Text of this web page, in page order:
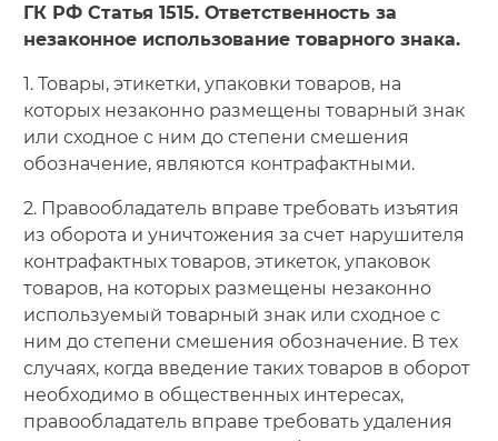
ГК РФ Статья 1515. Ответственность за
незаконное использование товарного знака.
1. Товары, этикетки, упаковки товаров, на
которых незаконно размещены товарный знак
или сходное с ним до степени смешения
обозначение, являются контрафактными.
2. Правообладатель вправе требовать изъятия
из оборота и уничтожения за счет нарушителя
контрафактных товаров, этикеток, упаковок
товаров, на которых размещены незаконно
используемый товарный знак или сходное с
ним до степени смешения обозначение. В тех
случаях, когда введение таких товаров в оборот
необходимо в общественных интересах,
правообладатель вправе требовать удаления